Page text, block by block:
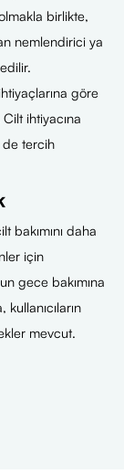
birlikte,
nemlendirici ya
göre
ihtiyacına
de tercih
bakımını daha
için
gece bakımına
mevcut.